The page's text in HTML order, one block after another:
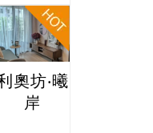
奧坊‧曦
岸